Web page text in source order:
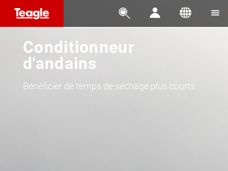
   
Conditionneur
d'andains
Bénéficier de temps de séchage plus courts